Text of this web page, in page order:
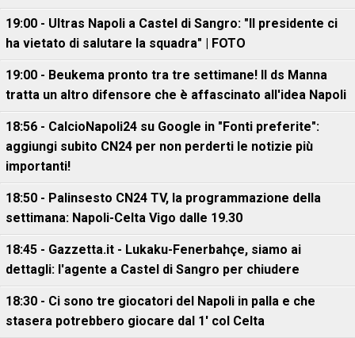
19:00 - Ultras Napoli a Castel di Sangro: "Il presidente ci
ha vietato di salutare la squadra" | FOTO
19:00 - Beukema pronto tra tre settimane! Il ds Manna
tratta un altro difensore che è affascinato all'idea Napoli
18:56 - CalcioNapoli24 su Google in "Fonti preferite":
aggiungi subito CN24 per non perderti le notizie più
importanti!
18:50 - Palinsesto CN24 TV, la programmazione della
settimana: Napoli-Celta Vigo dalle 19.30
18:45 - Gazzetta.it - Lukaku-Fenerbahçe, siamo ai
dettagli: l'agente a Castel di Sangro per chiudere
18:30 - Ci sono tre giocatori del Napoli in palla e che
stasera potrebbero giocare dal 1' col Celta